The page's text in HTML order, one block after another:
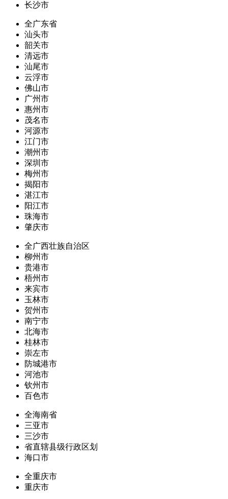
长沙市
全广东省
汕头市
韶关市
清远市
汕尾市
云浮市
佛山市
广州市
惠州市
茂名市
河源市
江门市
潮州市
深圳市
梅州市
揭阳市
湛江市
阳江市
珠海市
肇庆市
全广西壮族自治区
柳州市
贵港市
梧州市
来宾市
玉林市
贺州市
南宁市
北海市
桂林市
崇左市
防城港市
河池市
钦州市
百色市
全海南省
三亚市
三沙市
省直辖县级行政区划
海口市
全重庆市
重庆市